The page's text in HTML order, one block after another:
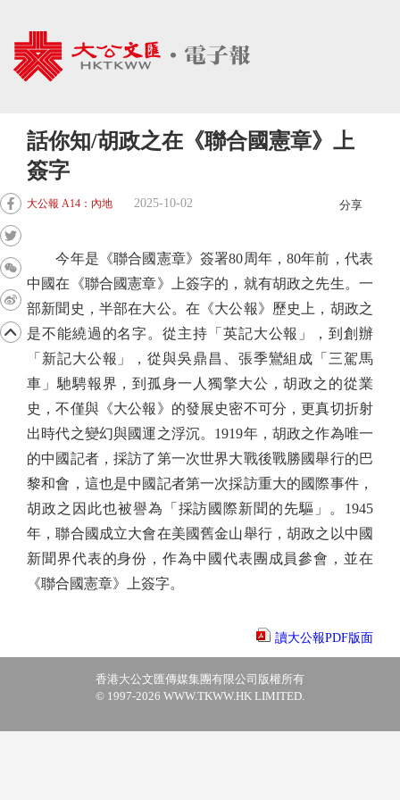
話你知/胡政之在《聯合國憲章》上
簽字
大公報 A14：內地 2025-10-02 分享
今年是《聯合國憲章》簽署80周年，80年前，代表
中國在《聯合國憲章》上簽字的，就有胡政之先生。一
部新聞史，半部在大公。在《大公報》歷史上，胡政之
是不能繞過的名字。從主持「英記大公報」，到創辦
「新記大公報」，從與吳鼎昌、張季鸞組成「三駕馬
車」馳騁報界，到孤身一人獨擎大公，胡政之的從業
史，不僅與《大公報》的發展史密不可分，更真切折射
出時代之變幻與國運之浮沉。1919年，胡政之作為唯一
的中國記者，採訪了第一次世界大戰後戰勝國舉行的巴
黎和會，這也是中國記者第一次採訪重大的國際事件，
胡政之因此也被譽為「採訪國際新聞的先驅」。1945
年，聯合國成立大會在美國舊金山舉行，胡政之以中國
新聞界代表的身份，作為中國代表團成員參會，並在
《聯合國憲章》上簽字。
讀大公報PDF版面
香港大公文匯傳媒集團有限公司版權所有
© 1997-2026 WWW.TKWW.HK LIMITED.